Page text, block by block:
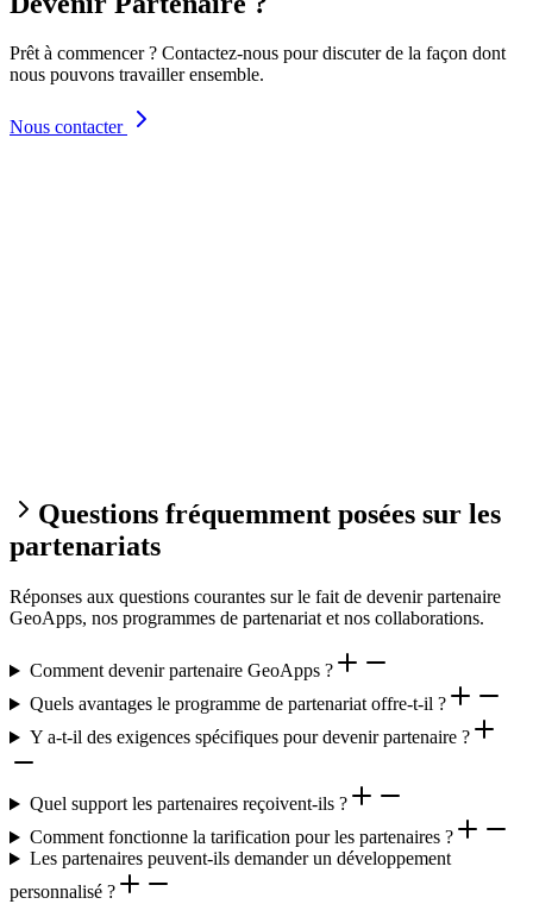
Prêt à commencer ? Contactez-nous pour discuter de la façon dont
nous pouvons travailler ensemble.
Nous contacter
Questions fréquemment posées sur les
partenariats
Réponses aux questions courantes sur le fait de devenir partenaire
GeoApps, nos programmes de partenariat et nos collaborations.
Comment devenir partenaire GeoApps ?
Quels avantages le programme de partenariat offre-t-il ?
Y a-t-il des exigences spécifiques pour devenir partenaire ?
Quel support les partenaires reçoivent-ils ?
Comment fonctionne la tarification pour les partenaires ?
Les partenaires peuvent-ils demander un développement
personnalisé ?